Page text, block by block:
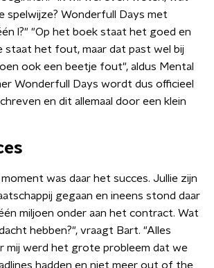
spelwijze? Wonderfull Days met
l?" "Op het boek staat het goed en
staat het fout, maar dat past wel bij
ook een beetje fout", aldus Mental
Wonderfull Days wordt dus officieel
en dit allemaal door een klein
was daar het succes. Jullie zijn
gegaan en ineens stond daar
miljoen onder aan het contract. Wat
hebben?", vraagt Bart. "Alles
mij werd het grote probleem dat we
hadden en niet meer out of the